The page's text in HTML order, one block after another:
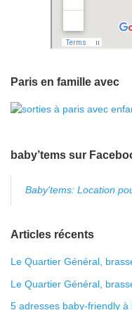
Paris en famille avec
baby’tems sur
Baby'tems: Location
Articles récents
Le Quartier Général,
Le Quartier Général,
5 adresses baby-friendly à